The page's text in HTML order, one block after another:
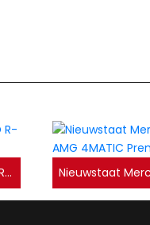
Luxe Volvo V60 2.0 T6 Recharge AWD R-Design Pano/El.trek.h